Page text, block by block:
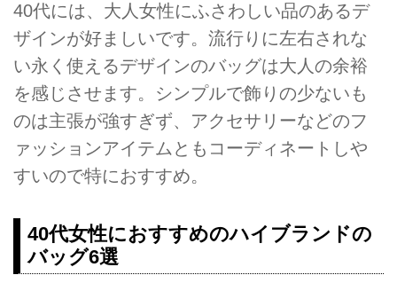
40代には、大人女性にふさわしい品のあるデ
ザインが好ましいです。流行りに左右されな
い永く使えるデザインのバッグは大人の余裕
を感じさせます。シンプルで飾りの少ないも
のは主張が強すぎず、アクセサリーなどのフ
ァッションアイテムともコーディネートしや
すいので特におすすめ。
40代女性におすすめのハイブランドの
バッグ6選